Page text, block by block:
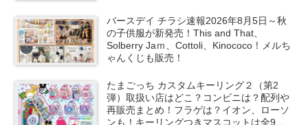
バースデイ チラシ速報2026年8月5日～秋
の子供服が新発売！This and That、
Solberry Jaｍ、Cottoli、Kinococo！メルち
ゃんくじも販売！
たまごっち カスタムキーリング２（第2
弾）取扱い店はどこ？コンビニは？配列や
再販売まとめ！フラゲは？イオン、ローソ
ンも！キーリングつきマスコットは全9種